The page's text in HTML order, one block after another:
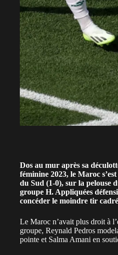
Dos au mur après sa
féminine 2023, le Maroc
du Sud (1-0), sur la pelouse
groupe H. Appliquées
concéder le moindre tir
Le Maroc n’avait plus droit à
groupe, Reynald Pedros
pointe et Salma Amani en